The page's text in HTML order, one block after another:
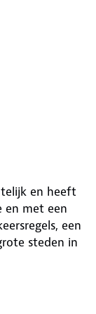
en heeft
en met een
een
steden in